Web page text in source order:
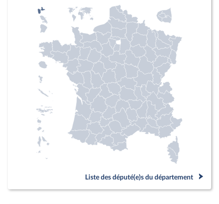
Liste des député(e)s du département